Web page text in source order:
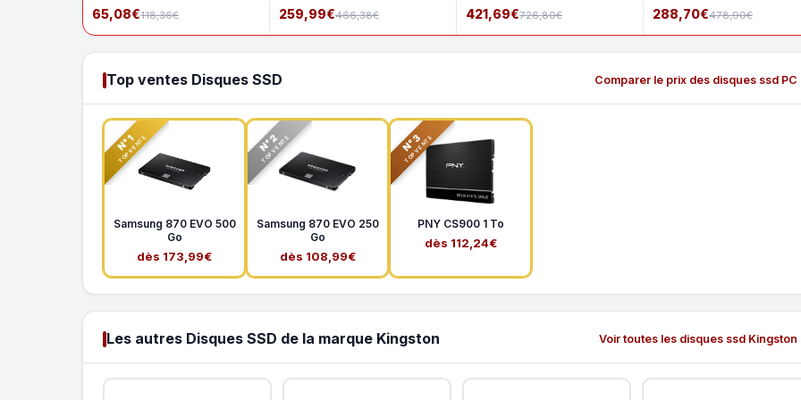
65,08€118,36€ 259,99€466,38€ 421,69€726,80€ 288,70€478,90€
Top ventes Disques SSD Comparer le prix des disques ssd
N°1
TOP VENTE
Samsung 870 EVO 500
Go
dès 173,99€
N°2
TOP VENTE
Samsung 870 EVO 250
Go
dès 108,99€
N°3
TOP VENTE
PNY CS900 1 To
dès 112,24€
Les autres Disques SSD de la marque Kingston Voir toutes les disques ssd